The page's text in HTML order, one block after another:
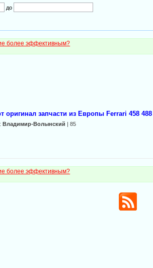
до
более эффективным?
оригинал запчасти из Европы Ferrari 458
Владимир-Волынский | 85
более эффективным?